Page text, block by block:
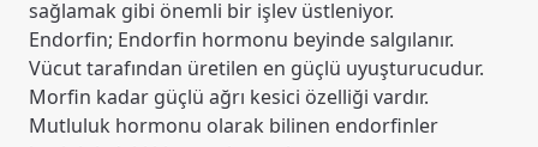
sağlamak gibi önemli bir işlev üstleniyor.
Endorfin; Endorfin hormonu beyinde salgılanır.
Vücut tarafından üretilen en güçlü uyuşturucudur.
Morfin kadar güçlü ağrı kesici özelliği vardır.
Mutluluk hormonu olarak bilinen endorfinler